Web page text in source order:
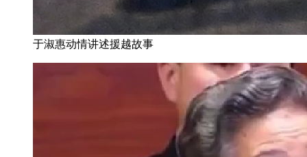
于淑惠动情讲述援越故事